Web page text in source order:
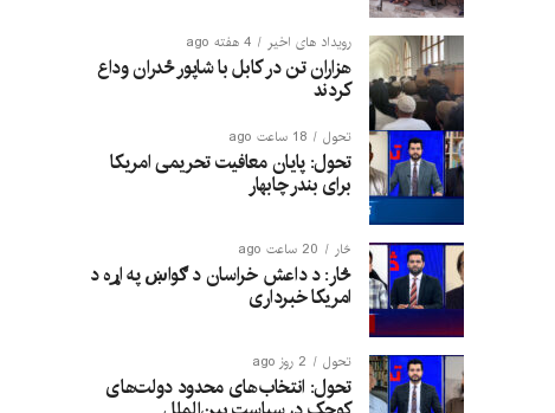
رویداد های اخیر 4 هفته ago
هزاران تن در کابل با شاپور ځدران وداع
کردند
تحول 18 ساعت ago
تحول: پایان معافیت تحریمی امریکا
برای بندر چابهار
څار 20 ساعت ago
څار: د داعش خراسان د ګواښ په اړه د
امریکا خبرداری
تحول 2 روز ago
تحول: انتخاب‌های محدود دولت‌های